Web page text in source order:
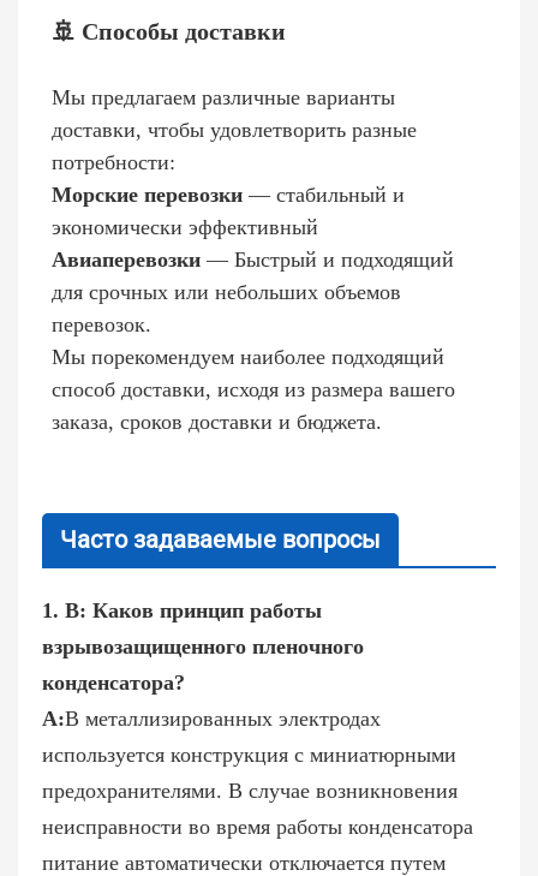
🚢 Способы доставки
Мы предлагаем различные варианты
доставки, чтобы удовлетворить разные
потребности:
Морские перевозки— стабильный и
экономически эффективный
Авиаперевозки — Быстрый и подходящий
для срочных или небольших объемов
перевозок.
Мы порекомендуем наиболее подходящий
способ доставки, исходя из размера вашего
заказа, сроков доставки и бюджета.
Часто задаваемые вопросы
1. В: Каков принцип работы
взрывозащищенного пленочного
конденсатора?
A:В металлизированных электродах
используется конструкция с миниатюрными
предохранителями. В случае возникновения
неисправности во время работы конденсатора
питание автоматически отключается путем